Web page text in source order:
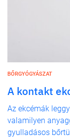
BŐRGYÓGYÁSZAT
A kontakt
Az ekcémák
valamilyen
gyulladásos